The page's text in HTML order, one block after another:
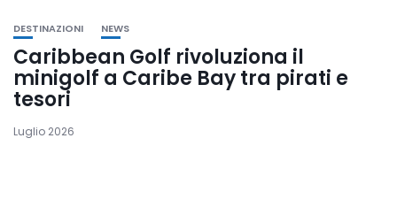
DESTINAZIONI NEWS
Caribbean Golf rivoluziona il
minigolf a Caribe Bay tra pirati e
tesori
Luglio 2026